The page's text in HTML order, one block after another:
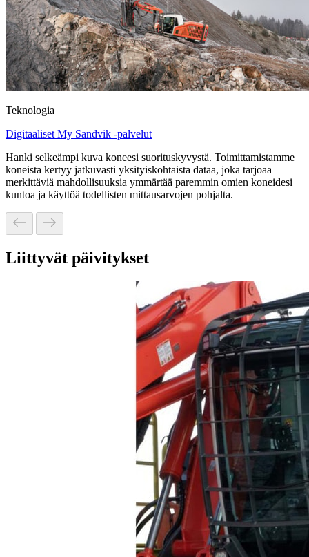
Teknologia
Digitaaliset My Sandvik -palvelut
Hanki selkeämpi kuva koneesi suorituskyvystä. Toimittamistamme
koneista kertyy jatkuvasti yksityiskohtaista dataa, joka tarjoaa
merkittäviä mahdollisuuksia ymmärtää paremmin omien koneidesi
kuntoa ja käyttöä todellisten mittausarvojen pohjalta.
Liittyvät päivitykset